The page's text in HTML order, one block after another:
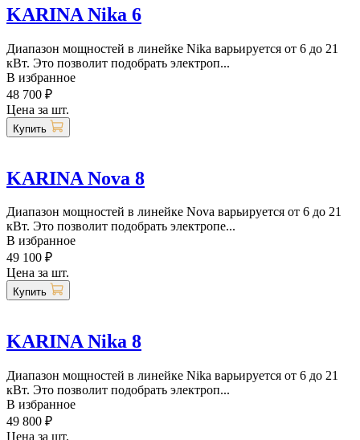
KARINA Nika 6
Диапазон мощностей в линейке Nika варьируется от 6 до 21
кВт. Это позволит подобрать электроп...
В избранное
48 700 ₽
Цена за шт.
Купить
KARINA Nova 8
Диапазон мощностей в линейке Nova варьируется от 6 до 21
кВт. Это позволит подобрать электропе...
В избранное
49 100 ₽
Цена за шт.
Купить
KARINA Nika 8
Диапазон мощностей в линейке Nika варьируется от 6 до 21
кВт. Это позволит подобрать электроп...
В избранное
49 800 ₽
Цена за шт.